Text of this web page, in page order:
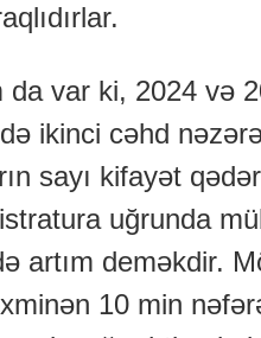
da var ki, 2024 və
ikinci cəhd
sayı kifayət
uğrunda
artım deməkdir.
10 min